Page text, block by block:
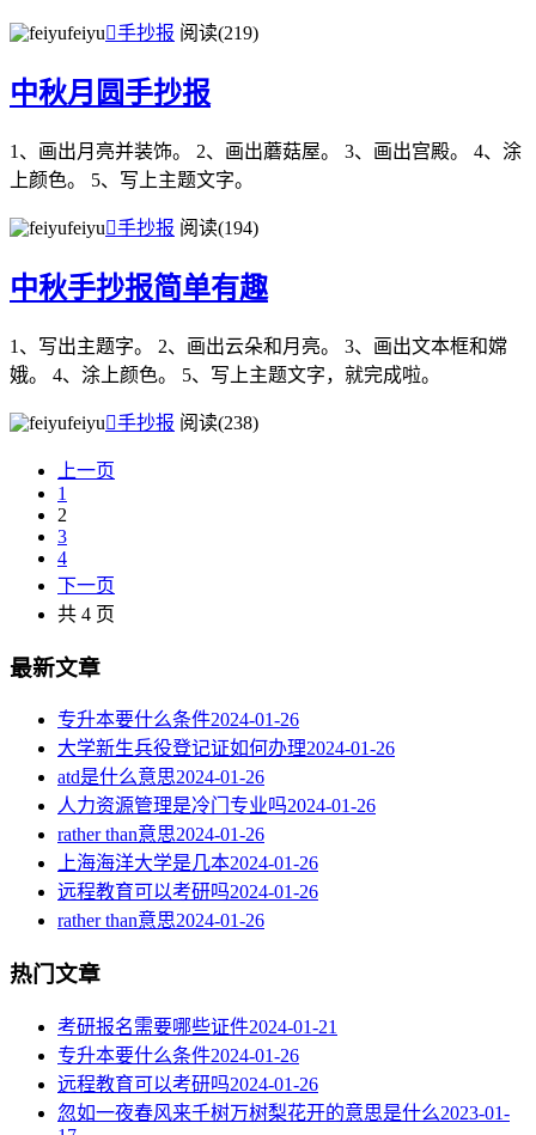
feiyu手抄报 阅读(219)
中秋月圆手抄报
1、画出月亮并装饰。 2、画出蘑菇屋。 3、画出宫殿。 4、涂
上颜色。 5、写上主题文字。
feiyu手抄报 阅读(194)
中秋手抄报简单有趣
1、写出主题字。 2、画出云朵和月亮。 3、画出文本框和嫦
娥。 4、涂上颜色。 5、写上主题文字，就完成啦。
feiyu手抄报 阅读(238)
上一页
1
2
3
4
下一页
共 4 页
最新文章
专升本要什么条件2024-01-26
大学新生兵役登记证如何办理2024-01-26
atd是什么意思2024-01-26
人力资源管理是冷门专业吗2024-01-26
rather than意思2024-01-26
上海海洋大学是几本2024-01-26
远程教育可以考研吗2024-01-26
rather than意思2024-01-26
热门文章
考研报名需要哪些证件2024-01-21
专升本要什么条件2024-01-26
远程教育可以考研吗2024-01-26
忽如一夜春风来千树万树梨花开的意思是什么2023-01-